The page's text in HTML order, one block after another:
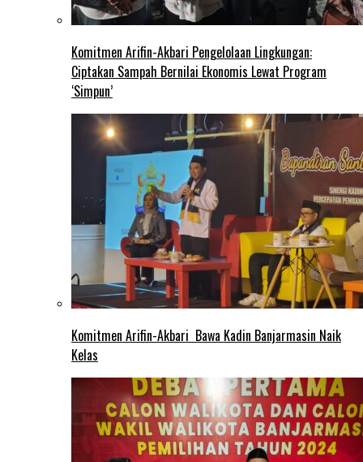
Komitmen Arifin-Akbari Pengelolaan Lingkungan:
Ciptakan Sampah Bernilai Ekonomis Lewat Program
‘Simpun’
Komitmen Arifin-Akbari Bawa Kadin Banjarmasin Naik
Kelas